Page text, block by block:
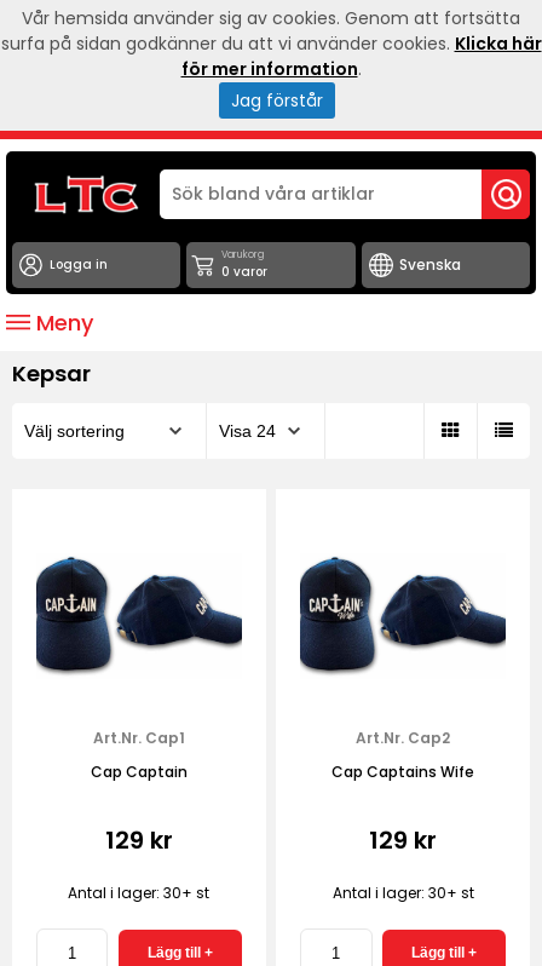
Logga in
Varukorg
0 varor
Meny
Kepsar
Art.Nr. Cap1
Cap Captain
129 kr
Antal i lager: 30+ st
Art.Nr. Cap2
Cap Captains Wife
129 kr
Antal i lager: 30+ st
Vår hemsida använder sig av cookies. Genom att fortsätta
surfa på sidan godkänner du att vi använder cookies. Klicka här
för mer information.
Jag förstår